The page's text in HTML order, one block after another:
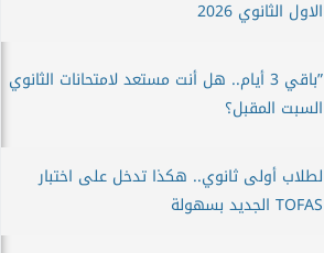
الاول الثانوي 2026
”باقي 3 أيام.. هل أنت مستعد لامتحانات الثانوي
السبت المقبل؟
لطلاب أولى ثانوي.. هكذا تدخل على اختبار
TOFAS الجديد بسهولة